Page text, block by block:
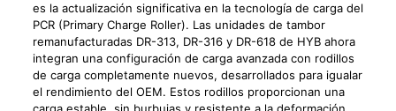
es la actualización significativa en la tecnología de carga del
PCR (Primary Charge Roller). Las unidades de tambor
remanufacturadas DR-313, DR-316 y DR-618 de HYB ahora
integran una configuración de carga avanzada con rodillos
de carga completamente nuevos, desarrollados para igualar
el rendimiento del OEM. Estos rodillos proporcionan una